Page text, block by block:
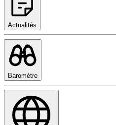
Actualités
Baromètre